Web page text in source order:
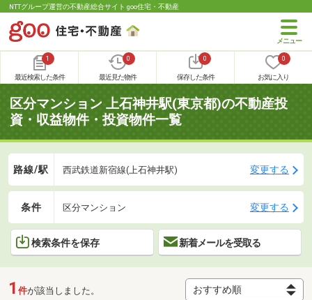
NTTグループ運営の不動産総合サイト goo住宅・不動産
1
最近検索した条件
0
最近見た物件
0
保存した条件
0
お気に入り
区分マンション 上石神井駅(東京都)の不動産投
資・収益物件・投資物件一覧
路線/駅 西武鉄道新宿線(上石神井駅) 変更する
条件 区分マンション 変更する
検索条件を保存 新着メールを受取る
1 件が該当しました。